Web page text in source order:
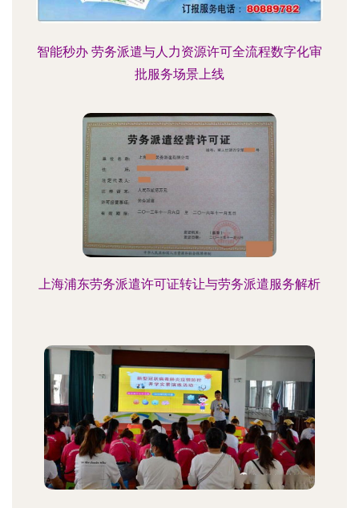
智能秒办 劳务派遣与人力资源许可全流程数字化审
批服务场景上线
上海浦东劳务派遣许可证转让与劳务派遣服务解析